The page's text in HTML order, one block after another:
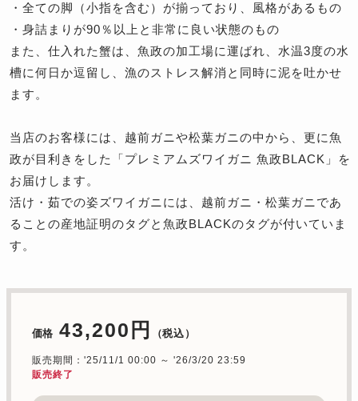
・全ての脚（小指を含む）が揃っており、風格があるもの
・身詰まりが90％以上と非常に良い状態のもの
また、仕入れた蟹は、魚政の加工場に運ばれ、水温3度の水
槽に何日か逗留し、漁のストレス解消と同時に泥を吐かせ
ます。
当店のお客様には、越前ガニや松葉ガニの中から、更に魚
政が目利きをした「プレミアムズワイガニ 魚政BLACK」を
お届けします。
活け・茹での姿ズワイガニには、越前ガニ・松葉ガニであ
ることの産地証明のタグと魚政BLACKのタグが付いていま
す。
価格 43,200円 （税込）
販売期間：'25/11/1 00:00 ～ '26/3/20 23:59
販売終了